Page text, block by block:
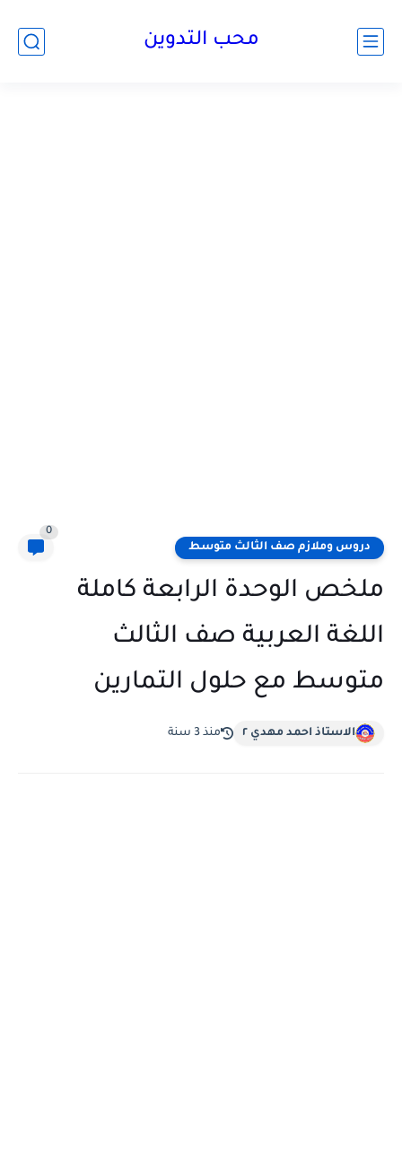
محب التدوين
دروس وملازم صف الثالث متوسط
0
ملخص الوحدة الرابعة كاملة
اللغة العربية صف الثالث
متوسط مع حلول التمارين
الاستاذ احمد مهدي ٢ منذ 3 سنة